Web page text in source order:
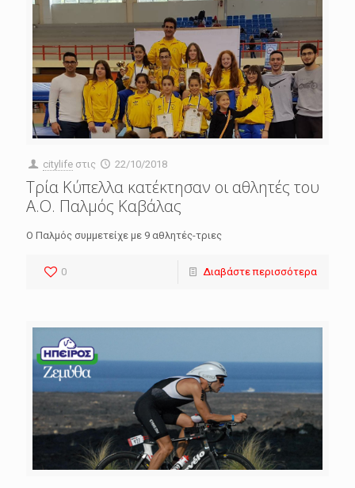
citylife στις 22/10/2018
Τρία Κύπελλα κατέκτησαν οι αθλητές του
Α.Ο. Παλμός Καβάλας
Ο Παλμός συμμετείχε με 9 αθλητές-τριες
0 Διαβάστε περισσότερα